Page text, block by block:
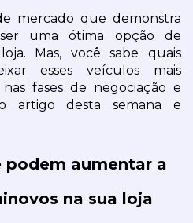
mercado que demonstra
uma ótima opção de
Mas, você sabe quais
esses veículos mais
fases de negociação e
artigo desta semana e
podem aumentar a
na sua loja